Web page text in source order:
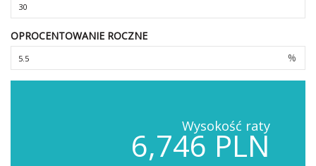
OPROCENTOWANIE ROCZNE
%
Wysokość raty
6,746 PLN